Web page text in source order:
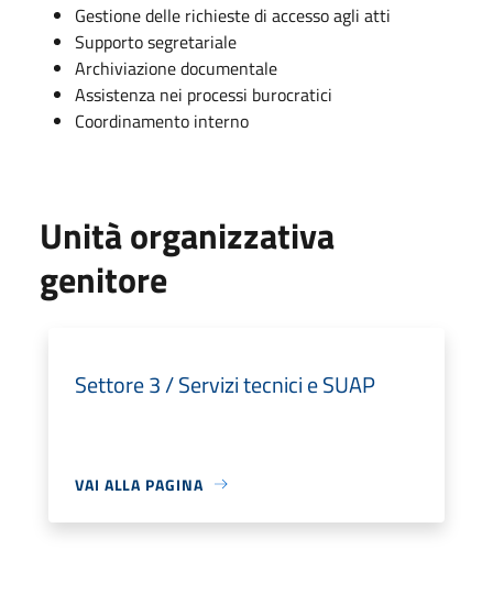
Gestione delle richieste di accesso agli atti
Supporto segretariale
Archiviazione documentale
Assistenza nei processi burocratici
Coordinamento interno
Unità organizzativa
genitore
Settore 3 / Servizi tecnici e SUAP
VAI ALLA PAGINA